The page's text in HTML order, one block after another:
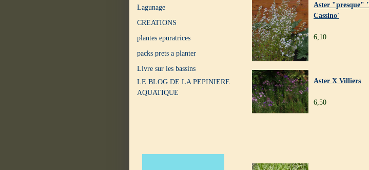
Lagunage
CREATIONS
plantes epuratrices
packs prets a planter
Livre sur les bassins
LE BLOG DE LA PEPINIERE
AQUATIQUE
Aster "presque"
Cassino'
6,10
Aster X Villiers
6,50